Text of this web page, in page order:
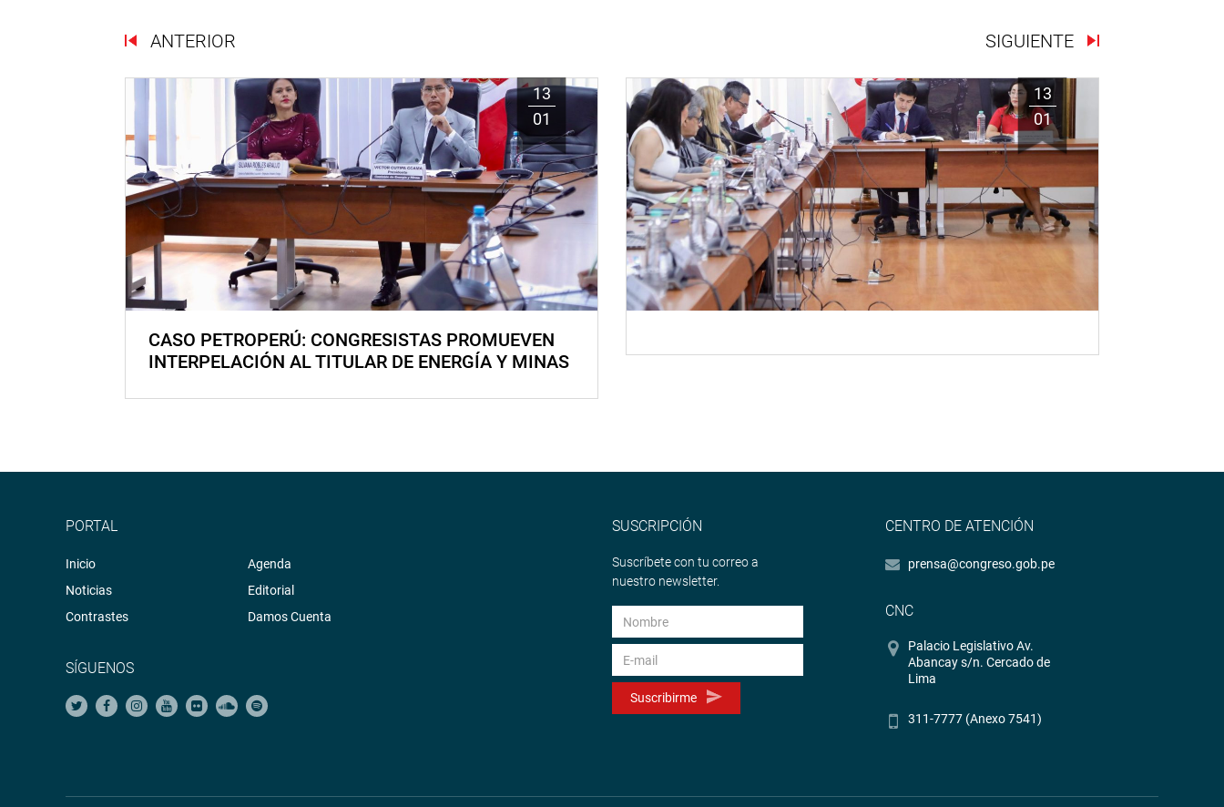
ANTERIOR SIGUIENTE
13
01
CASO PETROPERÚ: CONGRESISTAS PROMUEVEN
INTERPELACIÓN AL TITULAR DE ENERGÍA Y MINAS
13
01
PORTAL
Inicio
Noticias
Contrastes
Agenda
Editorial
Damos Cuenta
SÍGUENOS
SUSCRIPCIÓN
Suscríbete con tu correo a
nuestro newsletter.
Suscribirme
CENTRO DE ATENCIÓN
prensa@congreso.gob.pe
CNC
Palacio Legislativo Av.
Abancay s/n. Cercado de
Lima
311-7777 (Anexo 7541)